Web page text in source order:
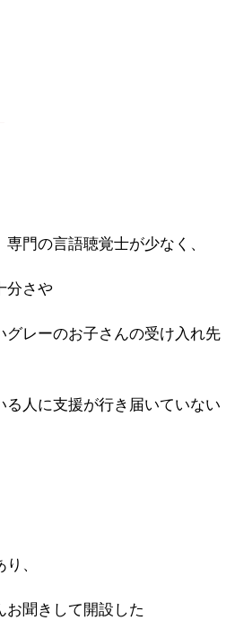
門の言語聴覚士が少なく、
分さや
グレーのお子さんの受け入れ先
る人に支援が行き届いていない
、
お聞きして開設した